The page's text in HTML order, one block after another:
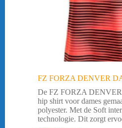
FZ FORZA DENVER
De FZ FORZA
hip shirt voor dames
polyester. Met de Soft
technologie. Dit zorgt